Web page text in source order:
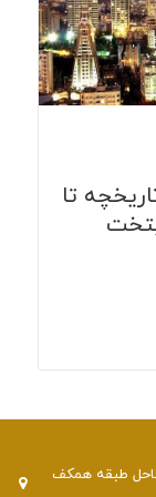
تا
طبقه همکف